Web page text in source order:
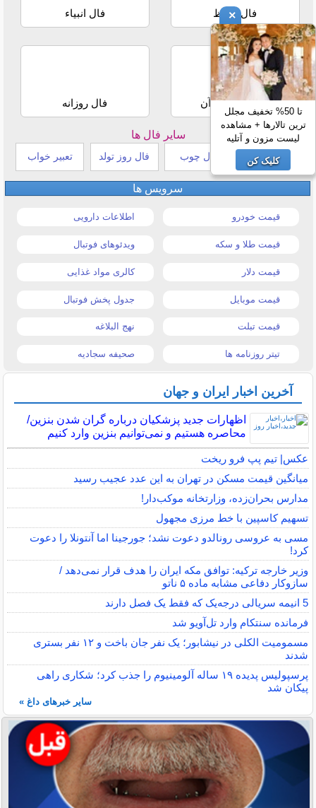
فال حافظ فال انبیاء
استخاره با قرآن فال روزانه
سایر فال ها
طالع بینی هندی فال چوب فال روز تولد تعبیر خواب
سرویس ها
قیمت خودرو اطلاعات دارویی
قیمت طلا و سکه ویدئوهای فوتبال
قیمت دلار کالری مواد غذایی
قیمت موبایل جدول پخش فوتبال
قیمت تبلت نهج البلاغه
تیتر روزنامه ها صحیفه سجادیه
آخرین اخبار ایران و جهان
اظهارات جدید پزشکیان درباره گران شدن بنزین/
محاصره هستیم و نمی‌توانیم بنزین وارد کنیم
عکس| تیم پپ فرو ریخت
میانگین قیمت مسکن در تهران به این عدد عجیب رسید
مدارس بحران‌زده، وزارتخانه موکب‌دار!
تسهیم کاسپین با خط مرزی مجهول
مسی به عروسی رونالدو دعوت نشد؛ جورجینا اما آنتونلا را دعوت
کرد!
وزیر خارجه ترکیه: توافق مکه ایران را هدف قرار نمی‌دهد /
سازوکار دفاعی مشابه ماده ۵ ناتو
5 انیمه سریالی درجه‌یک که فقط یک فصل دارند
فرمانده سنتکام وارد تل‌آویو شد
مسمومیت الکلی در نیشابور؛ یک نفر جان باخت و ۱۲ نفر بستری
شدند
پرسپولیس پدیده ۱۹ ساله آلومینیوم را جذب کرد؛ شکاری راهی
پیکان شد
سایر خبرهای داغ »
×
تا 50% تخفیف مجلل
ترین تالارها + مشاهده
لیست مزون و آتلیه
کلیک کن